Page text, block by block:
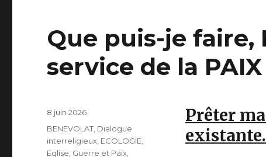
Que puis-je faire,
service de la PAIX
Prêter
existante.
Publié
8 juin 2026
Catégories
BENEVOLAT Dialogue
interreligieux ECOLOGIE
Eglise Guerre et Paix